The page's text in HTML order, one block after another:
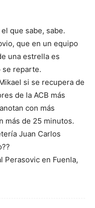
que sabe, sabe.
que en un equipo
una estrella es
se reparte.
si se recupera de
de la ACB más
con más
más de 25 minutos.
Juan Carlos
Perasovic en Fuenla,